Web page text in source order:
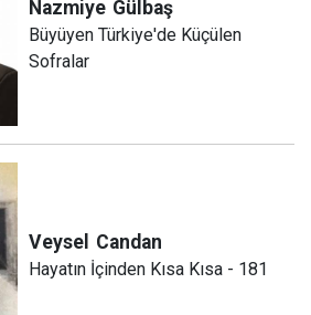
Nazmiye Gülbaş
Büyüyen Türkiye'de Küçülen
Sofralar
Veysel Candan
Hayatın İçinden Kısa Kısa - 181